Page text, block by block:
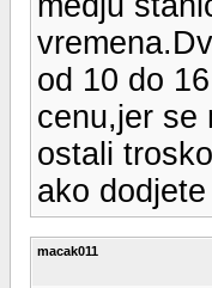
od 10 do
cenu,jer se
ostali
ako
macak011